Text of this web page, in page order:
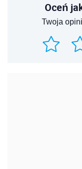
Oceń
Twoja